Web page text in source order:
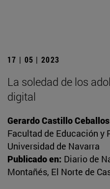
17 | 05 | 2023
La soledad de los
digital
Gerardo Castillo Ceballos
Facultad de Educación y
Universidad de Navarra
Publicado en: Diario de
Montañés, El Norte de